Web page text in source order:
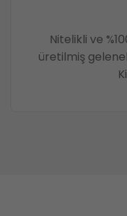
Nitelikli ve
üretilmiş